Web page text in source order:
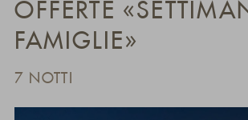
OFFERTE
FAMIGLIE»
7 NOTTI